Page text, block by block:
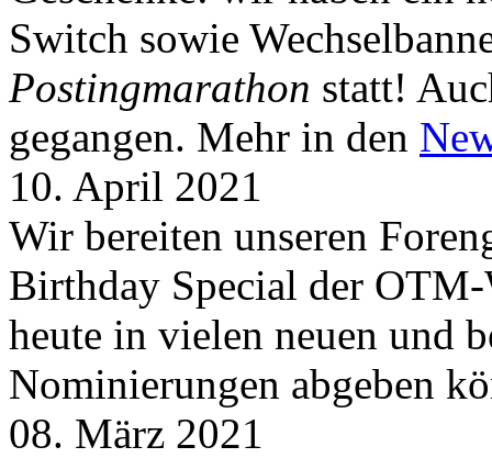
Switch sowie
Postingmarathon statt!
gegangen. Mehr in den
10. April 2021
Wir bereiten unseren
Birthday Special der
heute in vielen neuen und
Nominierungen abgeben
08. März 2021